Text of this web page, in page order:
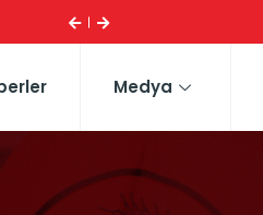
... CTP HEYETI, TRAFIK
Medya